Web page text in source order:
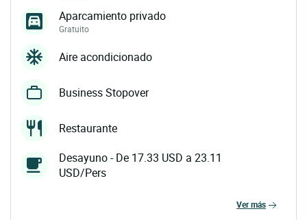
Aparcamiento privado
Gratuito
Aire acondicionado
Business Stopover
Restaurante
Desayuno - De 17.33 USD a 23.11
USD/Pers
ver más